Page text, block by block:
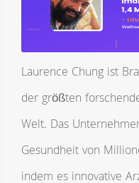
Laurence Chung ist
der größten
Welt. Das
Gesundheit von
indem es innovative